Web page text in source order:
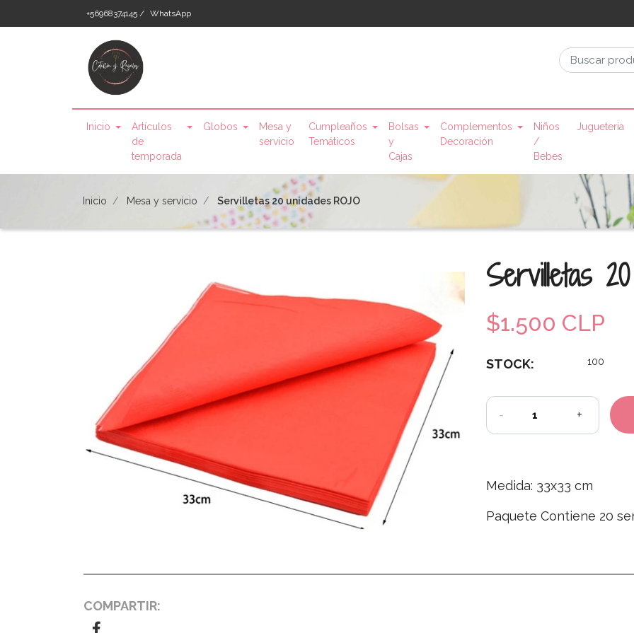
+56968374145 / WhatsApp
Inicio
Artículos
de
temporada
Globos
Mesa y
servicio
Cumpleaños
Temáticos
Bolsas
y
Cajas
Complementos
Decoración
Niños
/
Bebes
Jugueteria
Inicio Mesa y servicio Servilletas 20 unidades ROJO
Servilletas
$1.500 CLP
STOCK: 100
- +
Medida: 33x33 cm
Paquete Contiene 20
COMPARTIR: